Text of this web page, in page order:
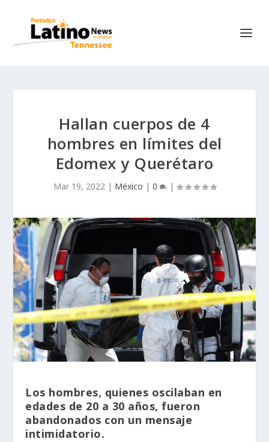
Hallan cuerpos de 4
hombres en límites del
Edomex y Querétaro
Mar 19, 2022| México | 0 |
Los hombres, quienes oscilaban en
edades de 20 a 30 años, fueron
abandonados con un mensaje
intimidatorio.